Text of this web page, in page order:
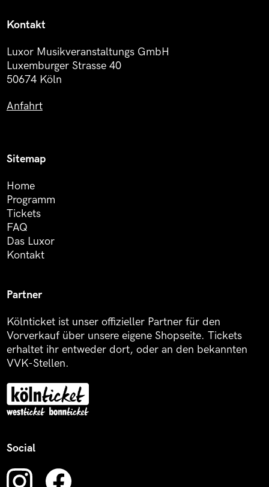
Kontakt
Luxor Musikveranstaltungs GmbH
Luxemburger Strasse 40
50674 Köln
Anfahrt
Sitemap
Home
Programm
Tickets
FAQ
Das Luxor
Kontakt
Partner
Kölnticket ist unser offizieller Partner für den
Vorverkauf über unsere eigene Shopseite. Tickets
erhaltet ihr entweder dort, oder an den bekannten
VVK-Stellen.
Social